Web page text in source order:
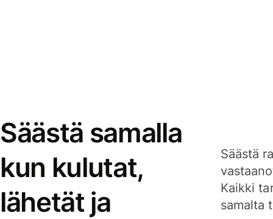
Säästä samalla
kun kulutat,
lähetät ja
Säästä
Kaikki
samalta